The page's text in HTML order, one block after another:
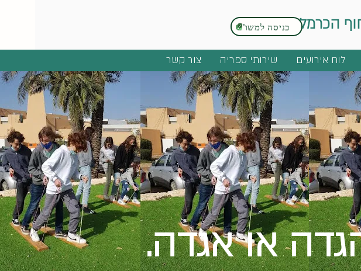
כניסה למשו"ב הכרמל
לוח אירועים שירותי ספריה צור קשר
או אגדה.